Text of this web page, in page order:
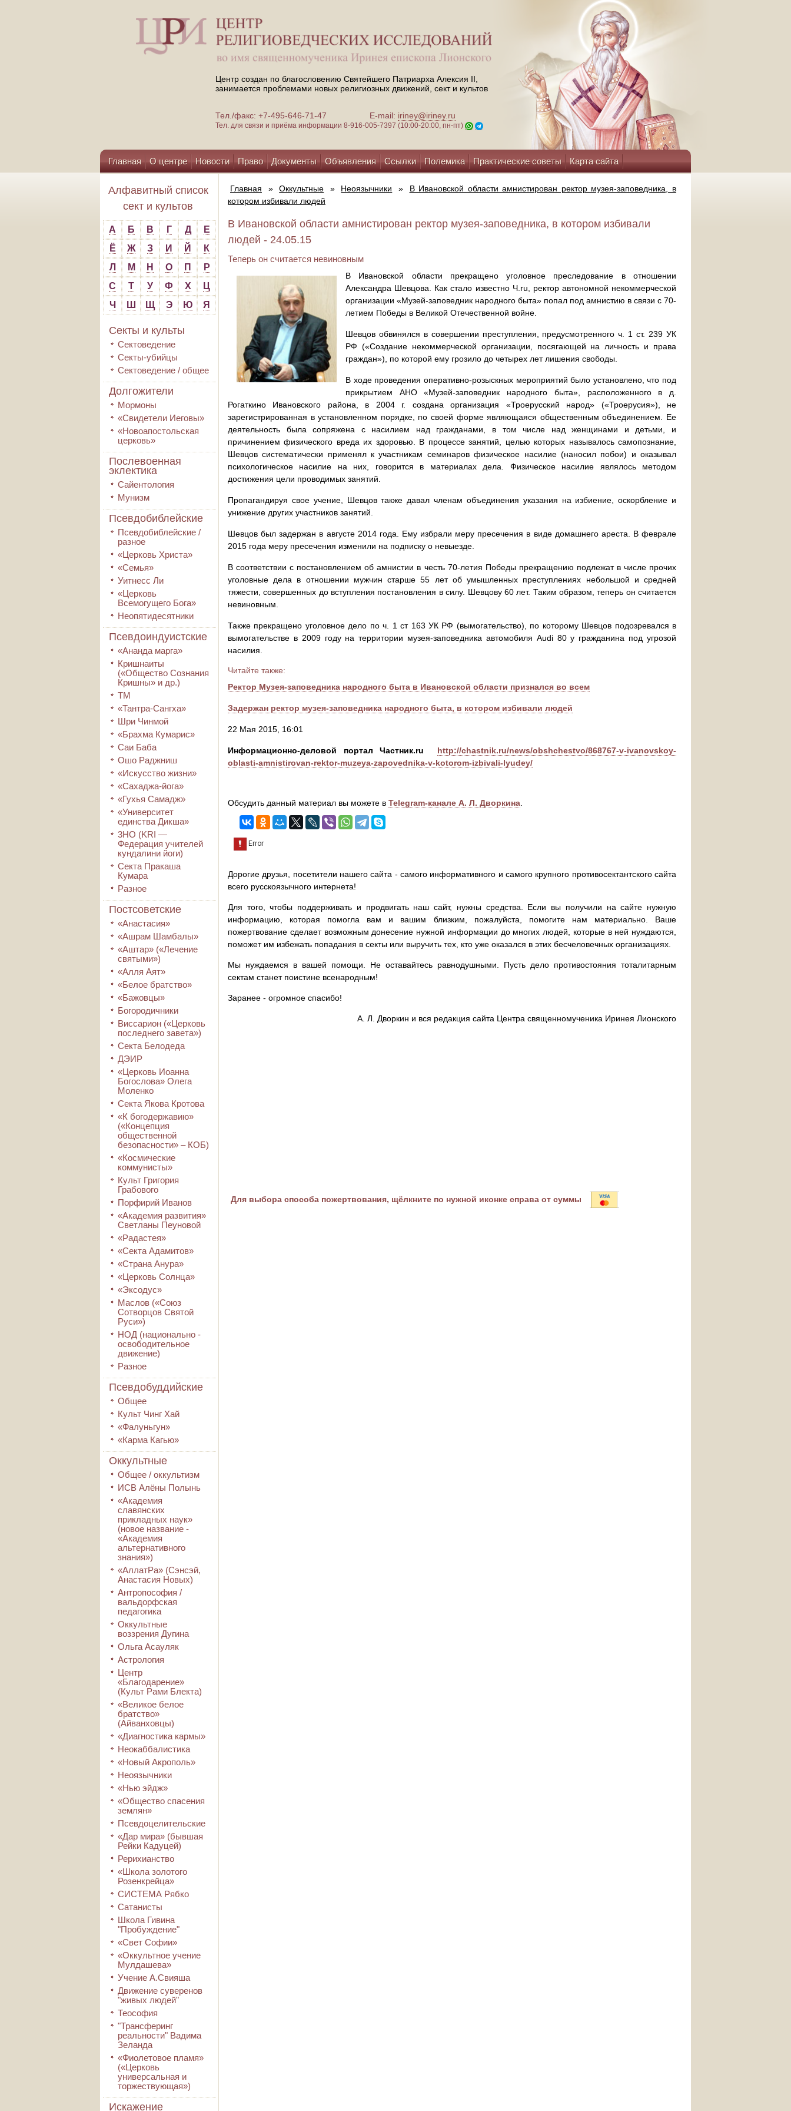
Центр создан по благословению Святейшего Патриарха Алексия II,
занимается проблемами новых религиозных движений, сект и культов
Тел./факс: +7-495-646-71-47 E-mail: iriney@iriney.ru
Тел. для связи и приёма информации 8-916-005-7397 (10:00-20:00, пн-пт)
Главная О центре Новости Право Документы Объявления Ссылки Полемика Практические советы Карта сайта
Помощь центру
Алфавитный список
сект и культов
А Б В Г Д
Е
Ё
Ж З И Й
К
Л
М Н О П
Р
С
Т У Ф Х
Ц
Ч
Ш Щ Э Ю Я
Секты и культы
Сектоведение
Секты-убийцы
Сектоведение / общее
Долгожители
Мормоны
«Свидетели Иеговы»
«Новоапостольская
церковь»
Послевоенная
эклектика
Сайентология
Мунизм
Псевдобиблейские
Псевдобиблейские /
разное
«Церковь Христа»
«Семья»
Уитнесс Ли
«Церковь
Всемогущего Бога»
Неопятидесятники
Псевдоиндуистские
«Ананда марга»
Кришнаиты
(«Общество Сознания
Кришны» и др.)
ТМ
«Тантра-Сангха»
Шри Чинмой
«Брахма Кумарис»
Саи Баба
Ошо Раджниш
«Искусство жизни»
«Сахаджа-йога»
«Гухья Самадж»
«Университет
единства Дикша»
3HO (KRI ―
Федерация учителей
кундалини йоги)
Секта Пракаша
Кумара
Разное
Постсоветские
«Анастасия»
«Ашрам Шамбалы»
«Аштар» («Лечение
святыми»)
«Алля Аят»
«Белое братство»
«Бажовцы»
Богородичники
Виссарион («Церковь
последнего завета»)
Секта Белодеда
ДЭИР
«Церковь Иоанна
Богослова» Олега
Моленко
Секта Якова Кротова
«К богодержавию»
(«Концепция
общественной
безопасности» – КОБ)
«Космические
коммунисты»
Культ Григория
Грабового
Порфирий Иванов
«Академия развития»
Светланы Пеуновой
«Радастея»
«Секта Адамитов»
«Страна Анура»
«Церковь Солнца»
«Эксодус»
Маслов («Союз
Сотворцов Святой
Руси»)
НОД (национально -
освободительное
движение)
Разное
Псевдобуддийские
Общее
Культ Чинг Хай
«Фалуньгун»
«Карма Кагью»
Оккультные
Общее / оккультизм
ИСВ Алёны Полынь
«Академия
славянских
прикладных наук»
(новое название -
«Академия
альтернативного
знания»)
«АллатРа» (Сэнсэй,
Анастасия Новых)
Антропософия /
вальдорфская
педагогика
Оккультные
воззрения Дугина
Ольга Асауляк
Астрология
Центр
«Благодарение»
(Культ Рами Блекта)
«Великое белое
братство»
(Айванховцы)
«Диагностика кармы»
Неокаббалистика
«Новый Акрополь»
Неоязычники
«Нью эйдж»
«Общество спасения
землян»
Псевдоцелительские
«Дар мира» (бывшая
Рейки Кадуцей)
Рерихианство
«Школа золотого
Розенкрейца»
СИСТЕМА Рябко
Сатанисты
Школа Гивина
"Пробуждение"
«Свет Софии»
«Оккультное учение
Мулдашева»
Учение А.Свияша
Движение суверенов
"живых людей"
Теософия
"Трансферинг
реальности" Вадима
Зеланда
«Фиолетовое пламя»
(«Церковь
универсальная и
торжествующая»)
Искажение
Главная » Оккультные » Неоязычники »
В Ивановской области амнистирован ректор музея-заповедника, в
котором избивали людей
В Ивановской области амнистирован ректор музея-заповедника, в котором избивали
людей - 24.05.15
Теперь он считается невиновным
В Ивановской области прекращено уголовное преследование в отношении
Александра Шевцова. Как стало известно Ч.ru, ректор автономной некоммерческой
организации «Музей-заповедник народного быта» попал под амнистию в связи с 70-
летием Победы в Великой Отечественной войне.
Шевцов обвинялся в совершении преступления, предусмотренного ч. 1 ст. 239 УК
РФ («Создание некоммерческой организации, посягающей на личность и права
граждан»), по которой ему грозило до четырех лет лишения свободы.
В ходе проведения оперативно-розыскных мероприятий было установлено, что под
прикрытием АНО «Музей-заповедник народного быта», расположенного в д.
Рогаткино Ивановского района, в 2004 г. создана организация «Троерусский народ» («Троерусия»), не
зарегистрированная в установленном порядке, по своей форме являющаяся общественным объединением. Ее
деятельность была сопряжена с насилием над гражданами, в том числе над женщинами и детьми, и
причинением физического вреда их здоровью. В процессе занятий, целью которых называлось самопознание,
Шевцов систематически применял к участникам семинаров физическое насилие (наносил побои) и оказывал
психологическое насилие на них, говорится в материалах дела. Физическое насилие являлось методом
достижения цели проводимых занятий.
Пропагандируя свое учение, Шевцов также давал членам объединения указания на избиение, оскорбление и
унижение других участников занятий.
Шевцов был задержан в августе 2014 года. Ему избрали меру пресечения в виде домашнего ареста. В феврале
2015 года меру пресечения изменили на подписку о невыезде.
В соответствии с постановлением об амнистии в честь 70-летия Победы прекращению подлежат в числе прочих
уголовные дела в отношении мужчин старше 55 лет об умышленных преступлениях небольшой и средней
тяжести, совершенных до вступления постановления в силу. Шевцову 60 лет. Таким образом, теперь он считается
невиновным.
Также прекращено уголовное дело по ч. 1 ст 163 УК РФ (вымогательство), по которому Шевцов подозревался в
вымогательстве в 2009 году на территории музея-заповедника автомобиля Audi 80 у гражданина под угрозой
насилия.
Читайте также:
Ректор Музея-заповедника народного быта в Ивановской области признался во всем
Задержан ректор музея-заповедника народного быта, в котором избивали людей
22 Мая 2015, 16:01
Информационно-деловой портал Частник.ru
http://chastnik.ru/news/obshchestvo/868767-v-ivanovskoy-
oblasti-amnistirovan-rektor-muzeya-zapovednika-v-kotorom-izbivali-lyudey/
Обсудить данный материал вы можете в Telegram-канале А. Л. Дворкина
Дорогие друзья, посетители нашего сайта - самого информативного и самого крупного противосектантского сайта
всего русскоязычного интернета!
Для того, чтобы поддерживать и продвигать наш сайт, нужны средства. Если вы получили на сайте нужную
информацию, которая помогла вам и вашим близким, пожалуйста, помогите нам материально. Ваше
пожертвование сделает возможным донесение нужной информации до многих людей, которые в ней нуждаются,
поможет им избежать попадания в секты или выручить тех, кто уже оказался в этих бесчеловечных организациях.
Мы нуждаемся в вашей помощи. Не оставайтесь равнодушными. Пусть дело противостояния тоталитарным
сектам станет поистине всенародным!
Заранее - огромное спасибо!
А. Л. Дворкин и вся редакция сайта Центра священномученика Иринея Лионского
Для выбора способа пожертвования, щёлкните по нужной иконке справа от суммы